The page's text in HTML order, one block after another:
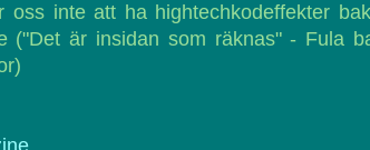
oss inte att ha hightechkodeffekter
("Det är insidan som räknas" - Fula